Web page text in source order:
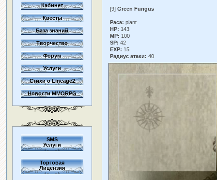
Кабинет
Квесты
База знаний
Творчество
Форум
Услуги
Стихи о Lineage2
Новости MMORPG
SMS
Услуги
Торговая
Лицензия
[9] Green Fungus
Раса: plant
HP: 143
MP: 100
SP: 42
EXP: 15
Радиус атаки: 40